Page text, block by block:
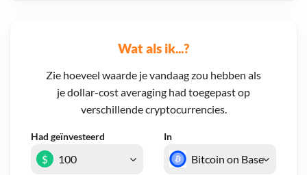
Wat als ik...?
Zie hoeveel waarde je vandaag zou hebben als
je dollar-cost averaging had toegepast op
verschillende cryptocurrencies.
Had geïnvesteerd In
$